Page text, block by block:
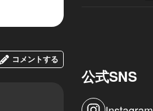
コメントする
公式SNS